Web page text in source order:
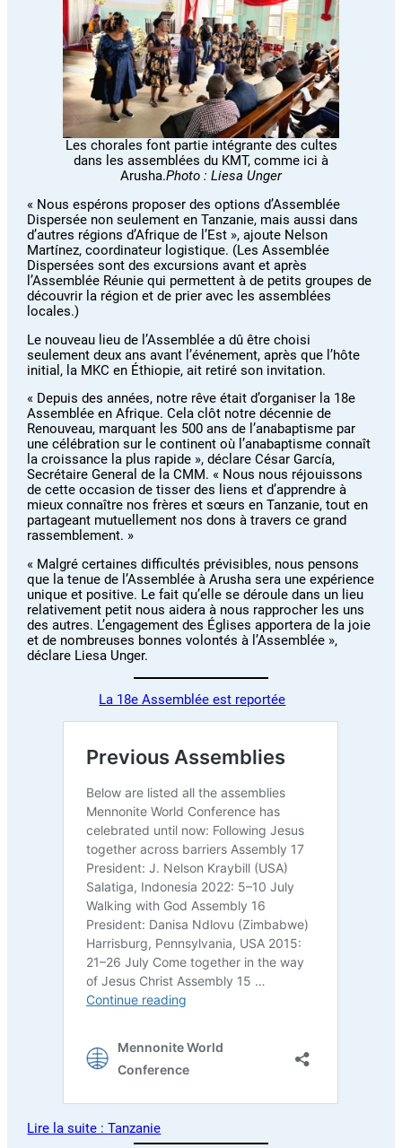
Les chorales font partie intégrante des cultes
dans les assemblées du KMT, comme ici à
Arusha.Photo : Liesa Unger
« Nous espérons proposer des options d’Assemblée
Dispersée non seulement en Tanzanie, mais aussi dans
d’autres régions d’Afrique de l’Est », ajoute Nelson
Martínez, coordinateur logistique. (Les Assemblée
Dispersées sont des excursions avant et après
l’Assemblée Réunie qui permettent à de petits groupes de
découvrir la région et de prier avec les assemblées
locales.)
Le nouveau lieu de l’Assemblée a dû être choisi
seulement deux ans avant l’événement, après que l’hôte
initial, la MKC en Éthiopie, ait retiré son invitation.
« Depuis des années, notre rêve était d’organiser la 18e
Assemblée en Afrique. Cela clôt notre décennie de
Renouveau, marquant les 500 ans de l’anabaptisme par
une célébration sur le continent où l’anabaptisme connaît
la croissance la plus rapide », déclare César García,
Secrétaire General de la CMM. « Nous nous réjouissons
de cette occasion de tisser des liens et d’apprendre à
mieux connaître nos frères et sœurs en Tanzanie, tout en
partageant mutuellement nos dons à travers ce grand
rassemblement. »
« Malgré certaines difficultés prévisibles, nous pensons
que la tenue de l’Assemblée à Arusha sera une expérience
unique et positive. Le fait qu’elle se déroule dans un lieu
relativement petit nous aidera à nous rapprocher les uns
des autres. L’engagement des Églises apportera de la joie
et de nombreuses bonnes volontés à l’Assemblée »,
déclare Liesa Unger.
La 18e Assemblée est reportée
Lire la suite : Tanzanie